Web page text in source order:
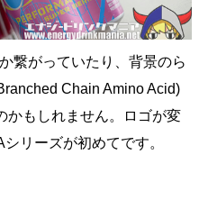
繋がっていたり、背景のら
Chain Amino Acid)
かもしれません。ロゴが変
リーズが初めてです。